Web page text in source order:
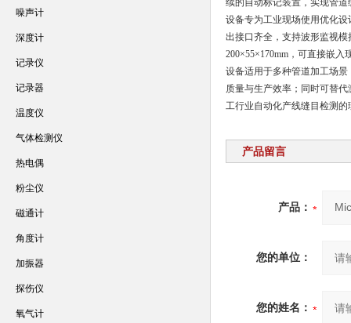
续的自动标记装置，实现管
设备专为工业现场使用优化设
出接口齐全，支持波形监视
200×55×170mm，可直接嵌
设备适用于多种管道加工场
质量与生产效率；同时可替
工行业自动化产线缝目检测
产品留言
产品：
您的单位：
您的姓名：
噪声计
深度计
记录仪
记录器
温度仪
气体检测仪
热电偶
粉尘仪
磁通计
角度计
加振器
探伤仪
氧气计